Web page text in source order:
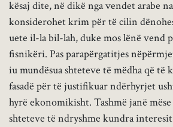
kësaj dite, në dikë nga vendet arabe
konsiderohet krim për të cilin
uete il-la bil-lah, duke mos lënë vend
fisnikëri. Pas parapërgatitjes
iu mundësua shteteve të mëdha që
fasadë për të justifikuar ndërhyrjet
hyrë ekonomikisht. Tashmë janë
shteteve të ndryshme kundra